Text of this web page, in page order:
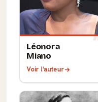
Léonora
Miano
Voir l'auteur